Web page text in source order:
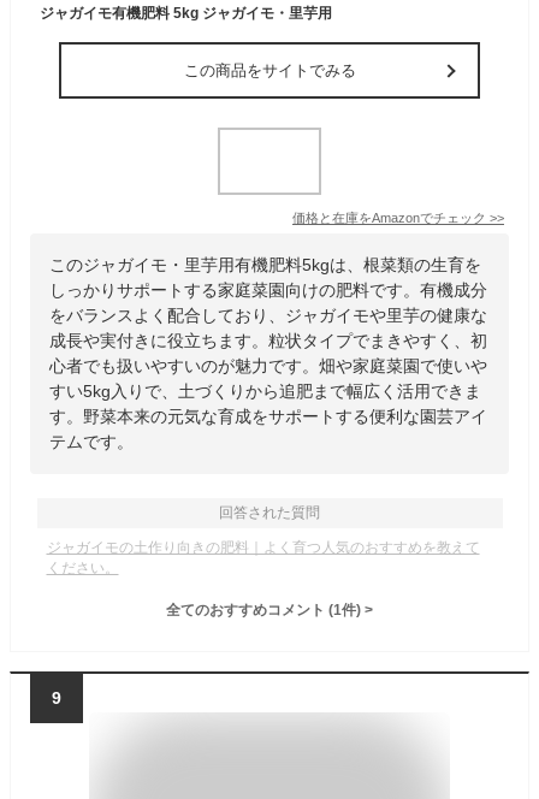
ジャガイモ有機肥料 5kg ジャガイモ・里芋用
この商品をサイトでみる
価格と在庫をAmazonでチェック >>
このジャガイモ・里芋用有機肥料5kgは、根菜類の生育を
しっかりサポートする家庭菜園向けの肥料です。有機成分
をバランスよく配合しており、ジャガイモや里芋の健康な
成長や実付きに役立ちます。粒状タイプでまきやすく、初
心者でも扱いやすいのが魅力です。畑や家庭菜園で使いや
すい5kg入りで、土づくりから追肥まで幅広く活用できま
す。野菜本来の元気な育成をサポートする便利な園芸アイ
テムです。
回答された質問
ジャガイモの土作り向きの肥料｜よく育つ人気のおすすめを教えて
ください。
全てのおすすめコメント (1件) >
9